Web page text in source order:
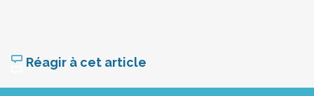
Réagir à cet article